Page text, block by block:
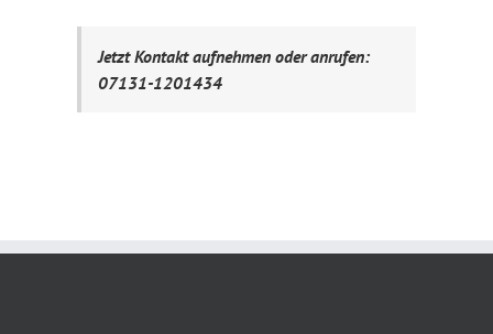
Jetzt Kontakt aufnehmen oder anrufen:
07131-1201434